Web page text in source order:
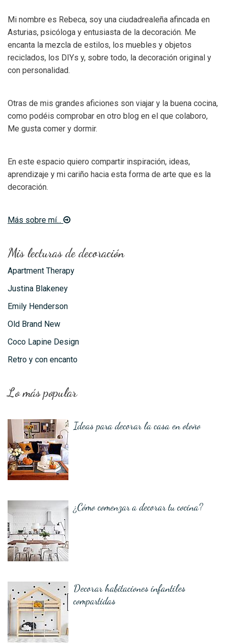
Mi nombre es Rebeca, soy una ciudadrealeña afincada en
Asturias, psicóloga y entusiasta de la decoración. Me
encanta la mezcla de estilos, los muebles y objetos
reciclados, los DIYs y, sobre todo, la decoración original y
con personalidad.
Otras de mis grandes aficiones son viajar y la buena cocina,
como podéis comprobar en otro blog en el que colaboro,
Me gusta comer y dormir.
En este espacio quiero compartir inspiración, ideas,
aprendizaje y mi cariño hacia esta forma de arte que es la
decoración.
Más sobre mí...
Mis lecturas de decoración
Apartment Therapy
Justina Blakeney
Emily Henderson
Old Brand New
Coco Lapine Design
Retro y con encanto
Lo más popular
Ideas para decorar la casa en otoño
¿Cómo comenzar a decorar tu cocina?
Decorar habitaciones infantiles
compartidas